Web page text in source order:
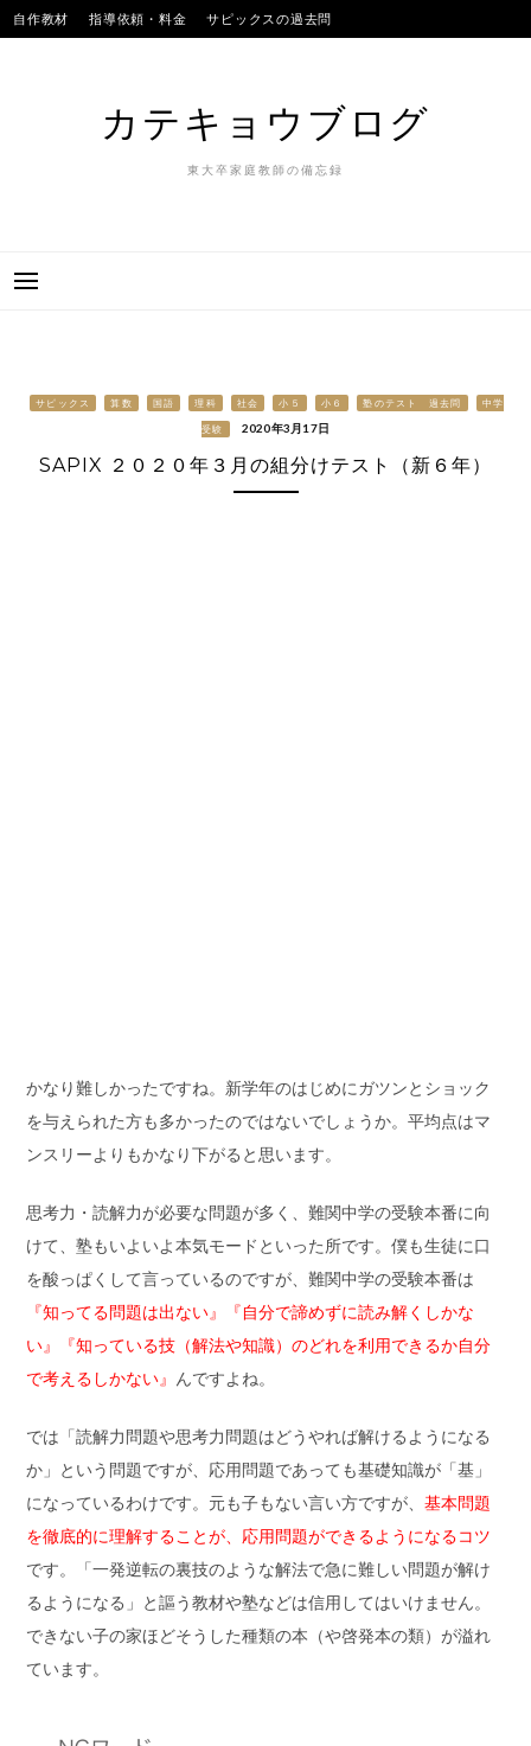
Skip
to
自作教材 指導依頼・料金 サピックスの過去問
カテキョウブログ
東大卒家庭教師の備忘録
サピックス 算数 国語 理科 社会 小５ 小６ 塾のテスト 過去問 中学
受験 2020年3月17日
SAPIX ２０２０年３月の組分けテスト（新６年）
かなり難しかったですね。新学年のはじめにガツンとショック
を与えられた方も多かったのではないでしょうか。平均点はマ
ンスリーよりもかなり下がると思います。
思考力・読解力が必要な問題が多く、難関中学の受験本番に向
けて、塾もいよいよ本気モードといった所です。僕も生徒に口
を酸っぱくして言っているのですが、難関中学の受験本番は
『知ってる問題は出ない』『自分で諦めずに読み解くしかな
い』『知っている技（解法や知識）のどれを利用できるか自分
で考えるしかない』 んですよね。
では「読解力問題や思考力問題はどうやれば解けるようになる
か」という問題ですが、応用問題であっても基礎知識が「基」
になっているわけです。元も子もない言い方ですが、 基本問題
を徹底的に理解することが、応用問題ができるようになるコツ
です。「一発逆転の裏技のような解法で急に難しい問題が解け
るようになる」と謳う教材や塾などは信用してはいけません。
できない子の家ほどそうした種類の本（や啓発本の類）が溢れ
ています。